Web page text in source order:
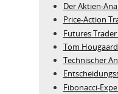
Der Aktien-
Price-Action
Futures
Tom
Technischer
Fibonacci-